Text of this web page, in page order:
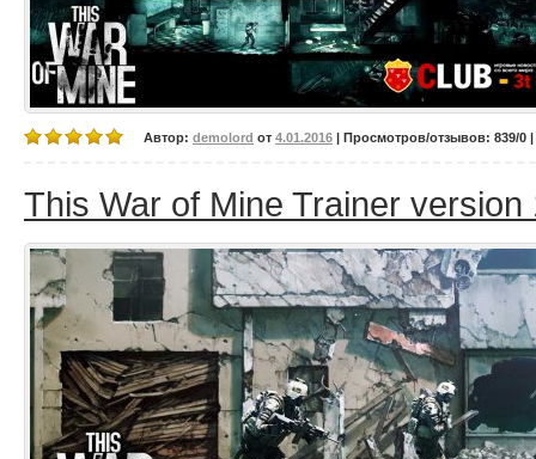
Автор: demolord от 4.01.2016 | Просмотров/отзывов: 839/0 |
This War of Mine Trainer version